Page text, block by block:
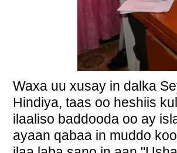
Waxa uu xusay in dalka
Hindiya, taas oo heshiis
ilaaliso baddooda oo ay
ayaan qabaa in muddo